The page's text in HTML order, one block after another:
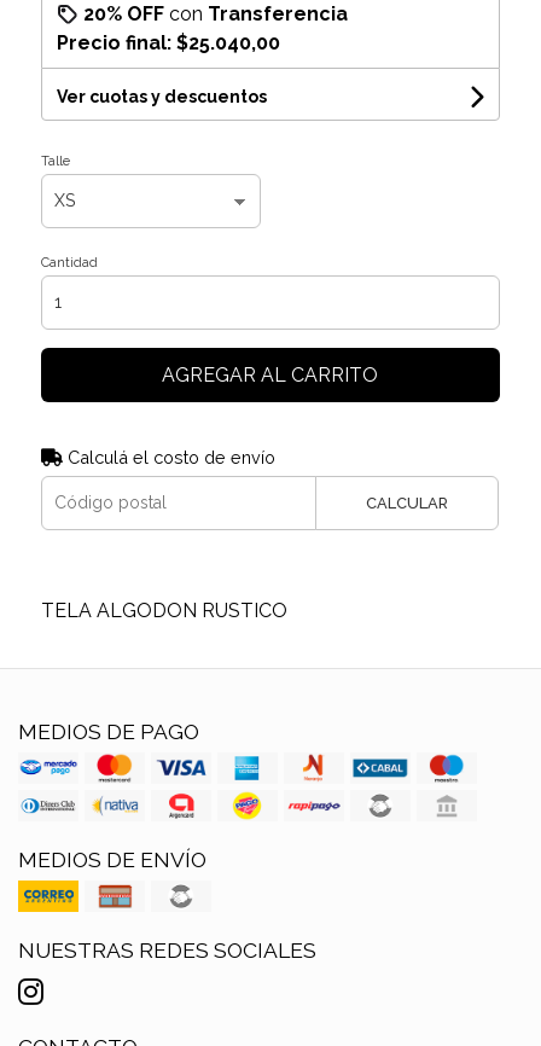
20% OFFcon Transferencia
Precio final: $25.040,00
Ver cuotas y descuentos
Talle
Cantidad
AGREGAR AL CARRITO
Calculá el costo de envío
CALCULAR
TELA ALGODON RUSTICO
MEDIOS DE PAGO
MEDIOS DE ENVÍO
NUESTRAS REDES SOCIALES